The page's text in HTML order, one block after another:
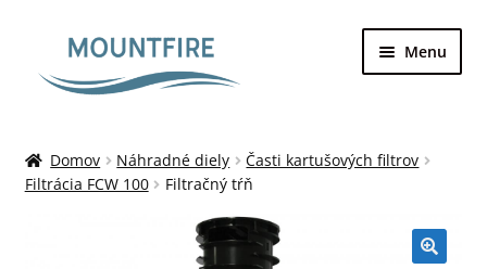
Preskočiť
na
navigáciu
Preskočiť
na
obsah
Menu
Bazény
Domov Náhradné diely
Časti kartušových filtrov
Filtrácia FCW 100
Filtračný tŕň